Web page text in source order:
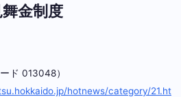
金制度
ード 013048）
hotnews/category/21.ht